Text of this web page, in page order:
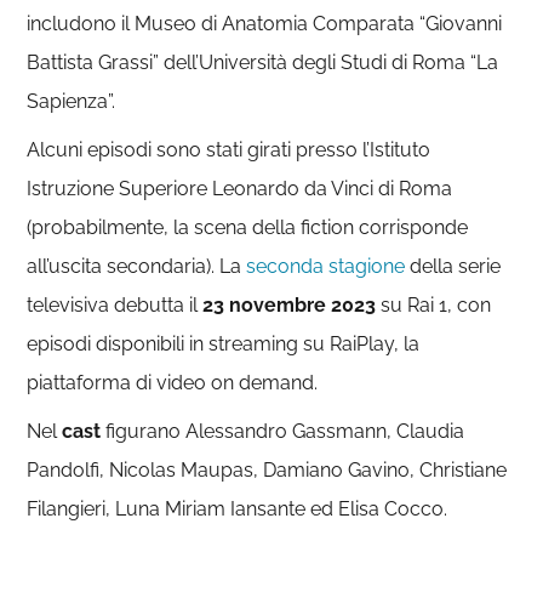
includono il Museo di Anatomia Comparata “Giovanni
Battista Grassi” dell’Università degli Studi di Roma “La
Sapienza”.
Alcuni episodi sono stati girati presso l’Istituto
Istruzione Superiore Leonardo da Vinci di Roma
(probabilmente, la scena della fiction corrisponde
all’uscita secondaria). Laseconda stagione della serie
televisiva debutta il23 novembre 2023 su Rai 1, con
episodi disponibili in streaming su RaiPlay, la
piattaforma di video on demand.
Nelcast figurano Alessandro Gassmann, Claudia
Pandolfi, Nicolas Maupas, Damiano Gavino, Christiane
Filangieri, Luna Miriam Iansante ed Elisa Cocco.